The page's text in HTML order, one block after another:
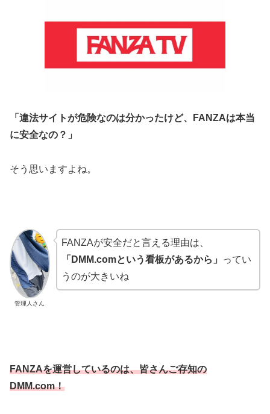
「違法サイトが危険なのは分かったけど、FANZAは本当
に安全なの？」
そう思いますよね。
管理人さん
FANZAが安全だと言える理由は、
「DMM.comという看板があるから」
ってい
うのが大きいね
FANZAを運営しているのは、皆さんご存知の
DMM.com！